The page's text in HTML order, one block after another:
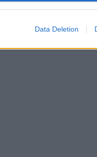
Data Deletion